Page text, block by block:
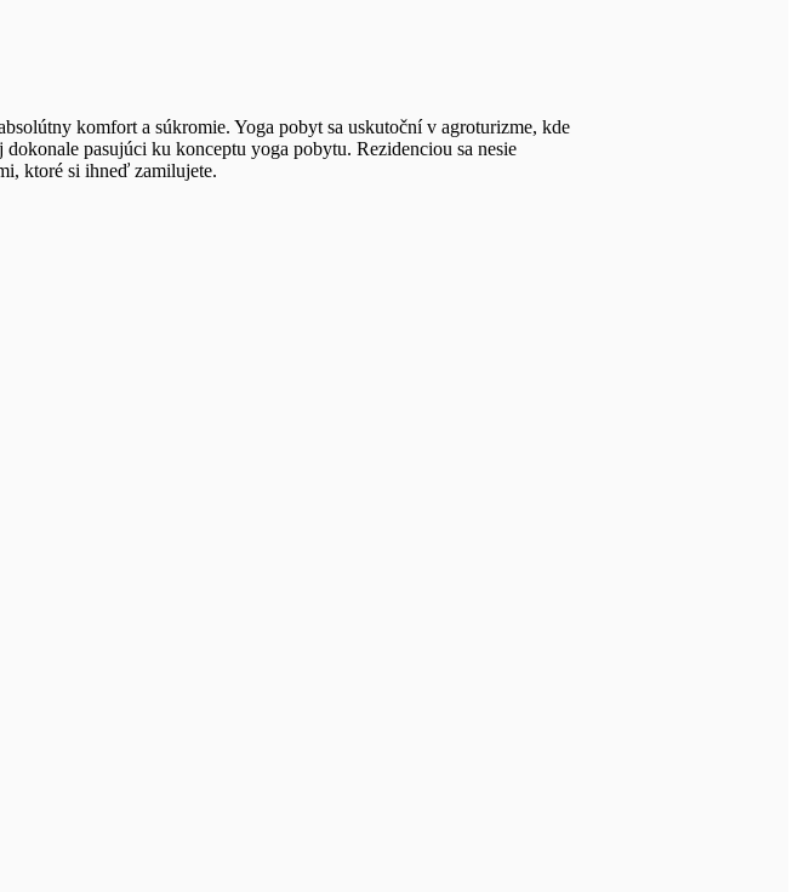
komfort a súkromie. Yoga pobyt sa uskutoční v agroturizme, kde
pasujúci ku konceptu yoga pobytu. Rezidenciou sa nesie
ktoré si ihneď zamilujete.